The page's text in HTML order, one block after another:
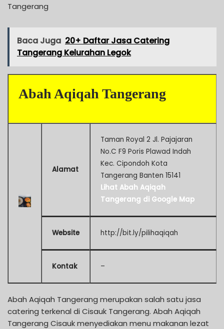
Tangerang
Baca Juga 20+ Daftar Jasa Catering
Tangerang Kelurahan Legok
Abah Aqiqah Tangerang
Alamat
Taman Royal 2 Jl. Pajajaran
No.C F9 Poris Plawad Indah
Kec. Cipondoh Kota
Tangerang Banten 15141
Lihat Abah Aqiqah
Tangerang di Google Map
Website http://bit.ly/pilihaqiqah
Kontak –
Abah Aqiqah Tangerang merupakan salah satu jasa
catering terkenal di Cisauk Tangerang. Abah Aqiqah
Tangerang Cisauk menyediakan menu makanan lezat